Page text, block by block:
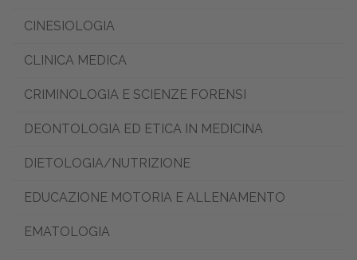
CINESIOLOGIA
CLINICA MEDICA
CRIMINOLOGIA E SCIENZE FORENSI
DEONTOLOGIA ED ETICA IN MEDICINA
DIETOLOGIA/NUTRIZIONE
EDUCAZIONE MOTORIA E ALLENAMENTO
EMATOLOGIA